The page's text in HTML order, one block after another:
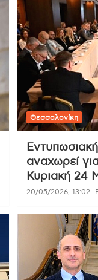
Θεσσαλονίκη
αναχωρεί
Κυριακή 24
20/05/2026, 13:02